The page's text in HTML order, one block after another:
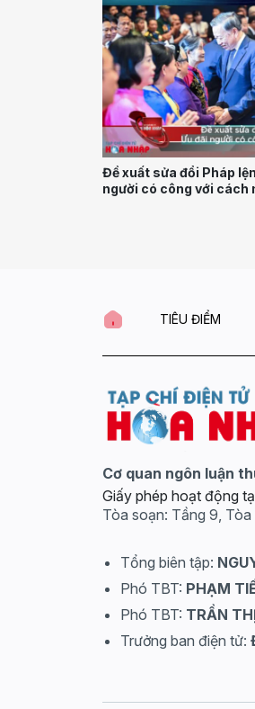
Đề xuất sửa đổi Pháp
người có công với cách
TIÊU ĐIỂM
Cơ quan ngôn luận
Giấy phép hoạt động
Tòa soạn: Tầng 9,
Tổng biên tập:
Phó TBT: PHẠM
Phó TBT: TRẦN
Trưởng ban điện tử: